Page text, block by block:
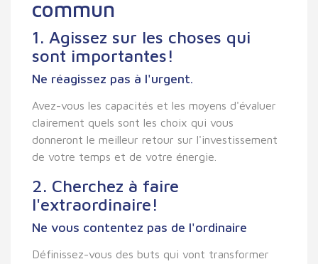
commun
1. Agissez sur les choses qui
sont importantes!
Ne réagissez pas à l'urgent.
Avez-vous les capacités et les moyens d'évaluer
clairement quels sont les choix qui vous
donneront le meilleur retour sur l'investissement
de votre temps et de votre énergie.
2. Cherchez à faire
l'extraordinaire!
Ne vous contentez pas de l'ordinaire
Définissez-vous des buts qui vont transformer